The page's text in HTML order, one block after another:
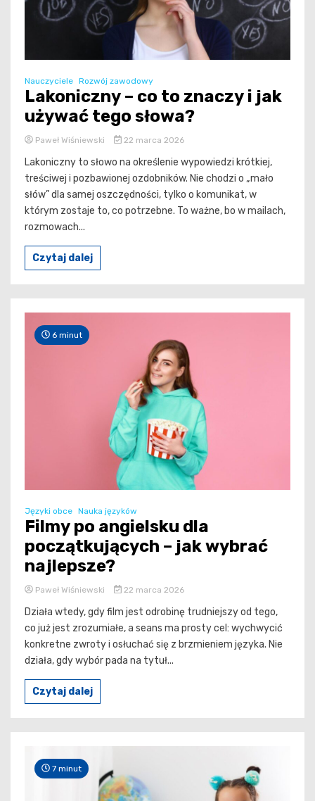
Nauczyciele Rozwój zawodowy
Lakoniczny – co to znaczy i jak
używać tego słowa?
Paweł Wiśniewski 22 marca 2026
Lakoniczny to słowo na określenie wypowiedzi krótkiej,
treściwej i pozbawionej ozdobników. Nie chodzi o „mało
słów” dla samej oszczędności, tylko o komunikat, w
którym zostaje to, co potrzebne. To ważne, bo w mailach,
rozmowach...
Czytaj dalej
6 minut
Języki obce Nauka języków
Filmy po angielsku dla
początkujących – jak wybrać
najlepsze?
Paweł Wiśniewski 22 marca 2026
Działa wtedy, gdy film jest odrobinę trudniejszy od tego,
co już jest zrozumiałe, a seans ma prosty cel: wychwycić
konkretne zwroty i osłuchać się z brzmieniem języka. Nie
działa, gdy wybór pada na tytuł...
Czytaj dalej
7 minut